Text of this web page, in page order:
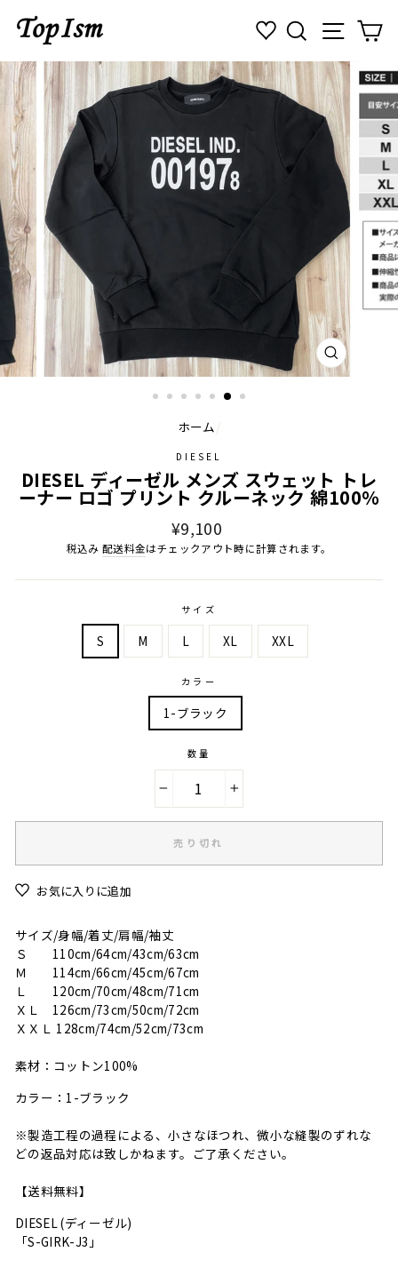
ン
ツ
キ
ッ
プ
す
る
検索 ナビ
閉
じ
ホーム/
DIESEL
DIESEL ディーゼル メンズ スウェット トレ
ーナー ロゴ プリント クルーネック 綿100％
通
常
格
¥9,100
税込み配送料金はチェックアウト時に計算されます。
サイズ
S M L XL XXL
カラー
1-ブラック
数量
売り切れ
お気に入りに追加
サイズ/身幅/着丈/肩幅/袖丈
Ｓ 110cm/64cm/43cm/63cm
Ｍ 114cm/66cm/45cm/67cm
Ｌ 120cm/70cm/48cm/71cm
ＸＬ 126cm/73cm/50cm/72cm
ＸＸＬ 128cm/74cm/52cm/73cm
素材：コットン100%
カラー：1-ブラック
※製造工程の過程による、小さなほつれ、微小な縫製のずれな
どの返品対応は致しかねます。ご了承ください。
【送料無料】
DIESEL (ディーゼル)
「S-GIRK-J3」